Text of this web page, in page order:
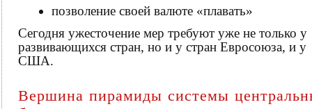
позволение своей валюте «плавать»
Сегодня ужесточение мер требуют уже не только у
развивающихся стран, но и у стран Евросоюза, и у
США.
Вершина пирамиды системы